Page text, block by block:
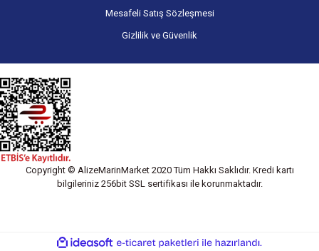
Mesafeli Satış Sözleşmesi
Gizlilik ve Güvenlik
Copyright © AlizeMarinMarket 2020 Tüm Hakkı Saklıdır. Kredi kartı
bilgileriniz 256bit SSL sertifikası ile korunmaktadır.
ideasoft
e-